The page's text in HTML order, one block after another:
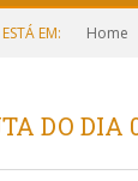
EM: Home
DO DIA